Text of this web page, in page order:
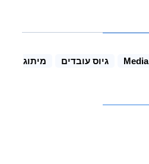
Media גיוס עובדים
מיתוג